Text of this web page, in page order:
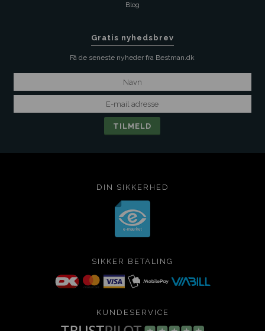
Blog
Gratis nyhedsbrev
Få de seneste nyheder fra Bestman.dk
DIN SIKKERHED
SIKKER BETALING
KUNDESERVICE